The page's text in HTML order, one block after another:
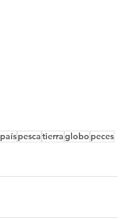
paíspescatierraglobo peces